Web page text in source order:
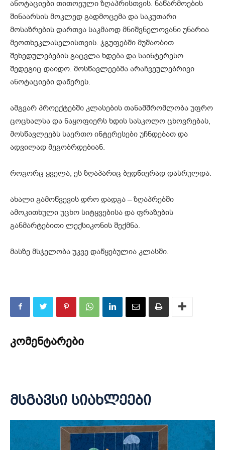
ანოტაციები თითოეული ზღაპრისთვის. ნაწარმოების
შინაარსის მოკლედ გადმოცემა და საკუთარი
მოსაზრების დართვა საკმაოდ მნიშვნელოვანი უნარია
მეოთხეკლასელისთვის. ჯგუფებში მუშაობით
შეხედულებების გაცვლა ხდება და საინტერესო
შედეგიც დაიდო. მოსწავლეებმა არაჩვეულებრივი
ანოტაციები დაწერეს.
ამგვარ პროექტებში კლასების თანამშრომლობა უფრო
ცოცხალსა და ნაყოფიერს ხდის სასკოლო ცხოვრებას,
მოსწავლეებს საერთო ინტერესები უჩნდებათ და
ადვილად მეგობრდებიან.
როგორც ყველა, ეს ზღაპარიც ბედნიერად დასრულდა.
ახალი გამოწვევის დრო დადგა – ზღაპრებში
ამოკითხული უცხო სიტყვებისა და ფრაზების
განმარტებითი ლექსიკონის შექმნა.
მასზე მსჯელობა უკვე დაწყებულია კლასში.
კომენტარები
მსგავსი სიახლეები